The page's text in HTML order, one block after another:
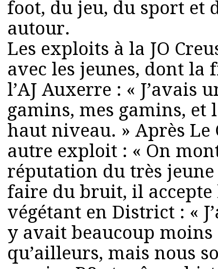
foot, du jeu, du sport et
autour.
Les exploits à la JO
avec les jeunes, dont la
l’AJ Auxerre : « J’avais
gamins, mes gamins, et
haut niveau. » Après Le
autre exploit : « On
réputation du très jeune
faire du bruit, il accepte
végétant en District : «
y avait beaucoup
qu’ailleurs, mais nous